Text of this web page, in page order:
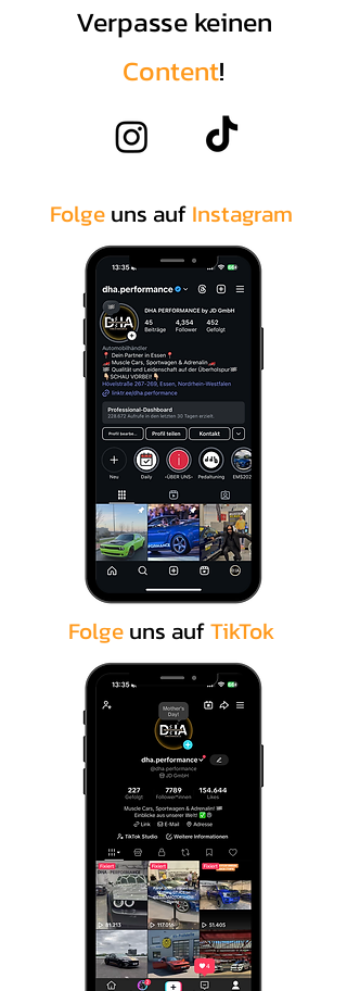
Verpasse keinen
Content!
Folgeuns aufInstagram
Folgeuns aufTikTok